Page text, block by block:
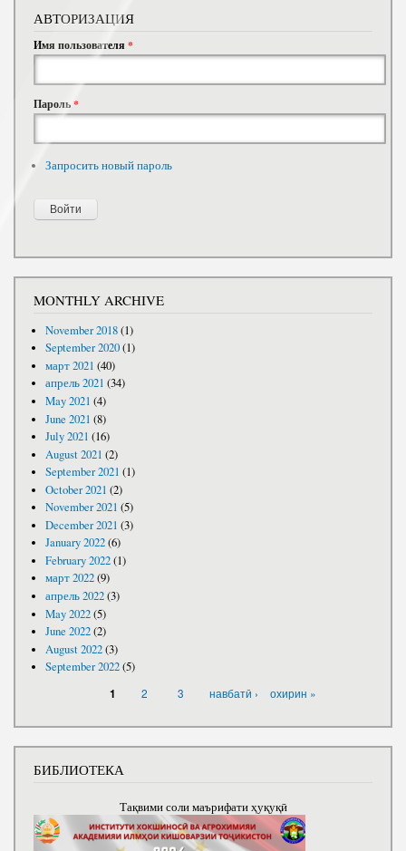
АВТОРИЗАЦИЯ
Имя пользователя *
Пароль*
Запросить новый пароль
MONTHLY ARCHIVE
November 2018(1)
September 2020(1)
март 2021 (40)
апрель 2021 (34)
May 2021 (4)
June 2021 (8)
July 2021 (16)
August 2021 (2)
September 2021 (1)
October 2021 (2)
November 2021 (5)
December 2021 (3)
January 2022(6)
February 2022(1)
март 2022(9)
апрель 2022(3)
May 2022(5)
June 2022(2)
August 2022(3)
September 2022(5)
1 2 3 навбатӣ › охирин »
БИБЛИОТЕКА
Тақвими соли маърифати ҳуқуқӣ